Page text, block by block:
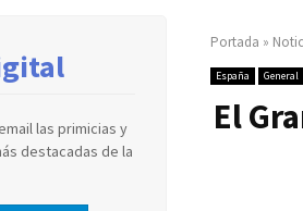
Portada »
España General
El
las primicias y
destacadas de la